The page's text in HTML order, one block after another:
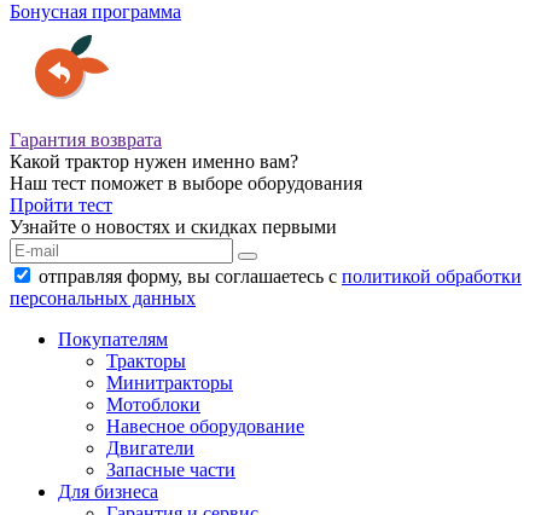
Бонусная программа
Гарантия возврата
Какой трактор нужен именно вам?
Наш тест поможет в выборе оборудования
Пройти тест
Узнайте о новостях и скидках первыми
отправляя форму, вы соглашаетесь с политикой обработки
персональных данных
Покупателям
Тракторы
Минитракторы
Мотоблоки
Навесное оборудование
Двигатели
Запасные части
Для бизнеса